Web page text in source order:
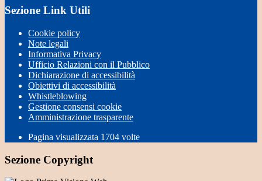
Sezione Link Utili
Cookie policy
Note legali
Informativa Privacy
Ufficio Relazioni con il Pubblico
Dichiarazione di accessibilità
Obiettivi di accessibilità
Whistleblowing
Gestione consensi cookie
Amministrazione trasparente
Pagina visualizzata 1704 volte
Sezione Copyright